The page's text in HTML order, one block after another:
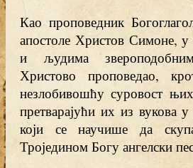
Као проповедник
апостоле Христов Симоне,
и људима
Христово проповедао,
незлобивошћу суровост
претварајући их из вукова
који се научише да
Троједином Богу ангелски